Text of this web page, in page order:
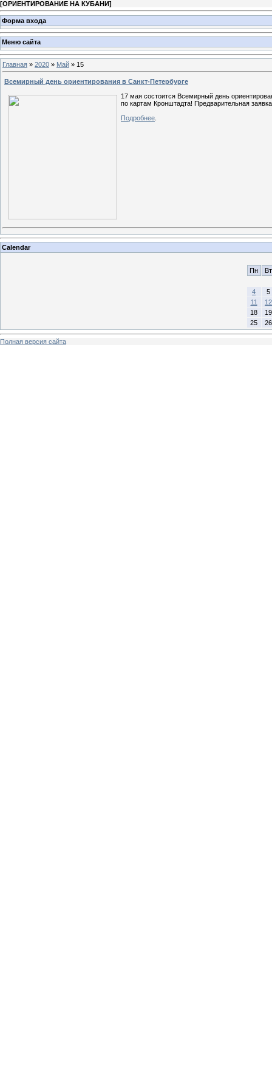
[ОРИЕНТИРОВАНИЕ НА КУБАНИ]
Форма входа
Меню сайта
Главная » 2020 » Май » 15
Всемирный день ориентирования в Санкт-Петербурге
17 мая состоится Всемирный день
по картам Кронштадта! Предварительная
Подробнее
Calendar
Пн Вт
4
5
11
12
18
19
25
26
Полная версия сайта